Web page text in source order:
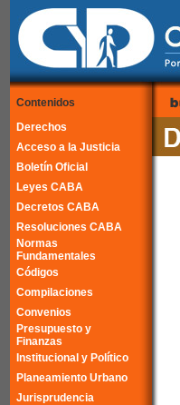
Contenidos
Derechos
Acceso a la Justicia
Boletín Oficial
Leyes CABA
Decretos CABA
Resoluciones CABA
Normas
Fundamentales
Códigos
Compilaciones
Convenios
Presupuesto y
Finanzas
Institucional y Político
Planeamiento Urbano
Jurisprudencia